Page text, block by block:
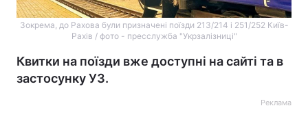
Зокрема, до Рахова були призначені поїзди 213/214 і 251/252 Київ-
Рахів / фото - пресслужба "Укрзалізниці"
Квитки на поїзди вже доступні на сайті та в
застосунку УЗ.
Реклама